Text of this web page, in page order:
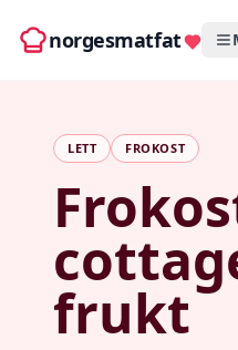
norgesmatfat
LETT FROKOST
frukt